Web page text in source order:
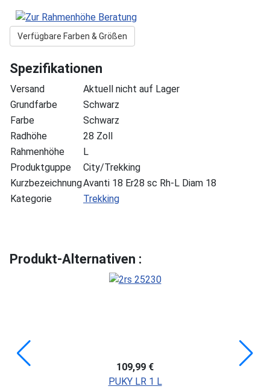
Verfügbare Farben & Größen
Spezifikationen
Versand
Aktuell nicht auf Lager
Grundfarbe
Schwarz
Farbe
Schwarz
Radhöhe
28 Zoll
Rahmenhöhe
L
Produktguppe
City/Trekking
KurzbezeichnungAvanti 18 Er28 sc Rh-L Diam 18
Kategorie
Trekking
Produkt-Alternativen :
109,99 €
PUKY LR 1 L